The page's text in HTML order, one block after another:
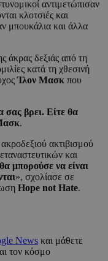
αντιμετώπισαν
κλοτσιές και
μπουκάλια και άλλα
άκρας δεξιάς από τη
κατά τη χθεσινή
Ίλον Μασκ που
σας βρει. Είτε θα
.
ακτιβισμού
και
μπορούσε να είναι
», σχολίασε σε
Hope not Hate.
News και μάθετε
τον κόσμο